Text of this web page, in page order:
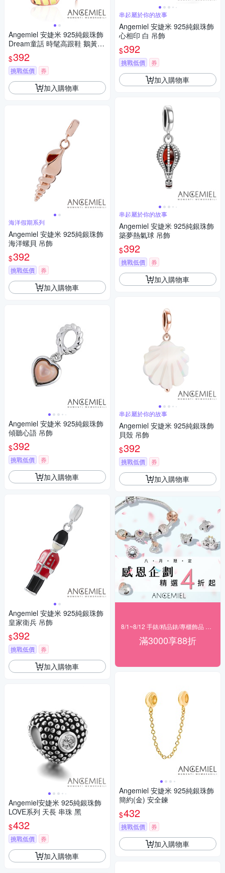
Angemiel 安婕米 925純銀珠飾
Dream童話 時髦高跟鞋 鵝黃
吊飾
$392
挑戰低價 券
加入購物車
海洋假期系列
Angemiel 安婕米 925純銀珠飾
海洋螺貝 吊飾
$392
挑戰低價 券
加入購物車
Angemiel 安婕米 925純銀珠飾
傾聽心語 吊飾
$392
挑戰低價 券
加入購物車
Angemiel 安婕米 925純銀珠飾
皇家衛兵 吊飾
$392
挑戰低價 券
加入購物車
Angemiel安婕米 925純銀珠飾
LOVE系列 天長 串珠 黑
$432
挑戰低價 券
加入購物車
串起屬於你的故事
Angemiel 安婕米 925純銀珠飾
心相印 白 吊飾
$392
挑戰低價 券
加入購物車
串起屬於你的故事
Angemiel 安婕米 925純銀珠飾
築夢熱氣球 吊飾
$392
挑戰低價 券
加入購物車
串起屬於你的故事
Angemiel 安婕米 925純銀珠飾
貝殼 吊飾
$392
挑戰低價 券
加入購物車
滿3000享88折
Angemiel 安婕米 925純銀珠飾
簡約(金) 安全鍊
$432
挑戰低價 券
加入購物車